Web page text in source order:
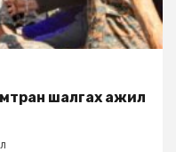
шалгах ажил